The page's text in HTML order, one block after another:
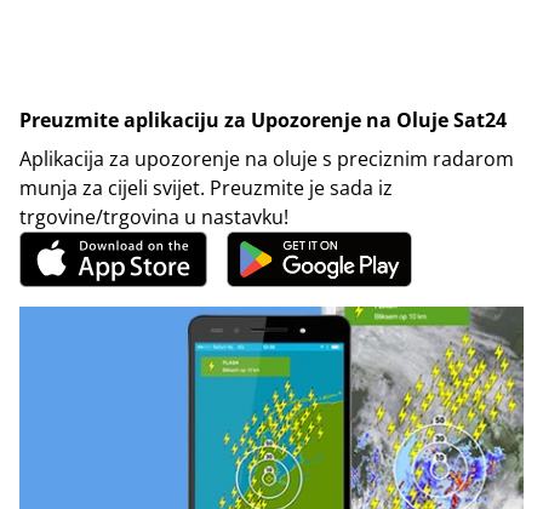
Preuzmite aplikaciju za Upozorenje na Oluje Sat24
Aplikacija za upozorenje na oluje s preciznim radarom
munja za cijeli svijet. Preuzmite je sada iz
trgovine/trgovina u nastavku!